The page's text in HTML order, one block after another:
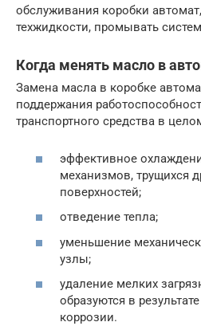
обслуживания коробки
техжидкости, промывать
Когда менять масло в
Замена масла в коробке
поддержания
транспортного средства в
эффективное
механизмов, трущихся
поверхностей;
отведение тепла;
уменьшение
узлы;
удаление мелких
образуются в
коррозии.